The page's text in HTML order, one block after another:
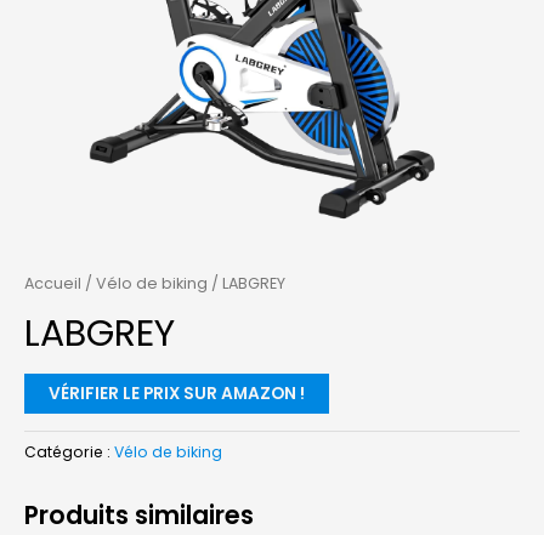
Accueil / Vélo de biking / LABGREY
LABGREY
VÉRIFIER LE PRIX SUR AMAZON !
Catégorie : Vélo de biking
Produits similaires